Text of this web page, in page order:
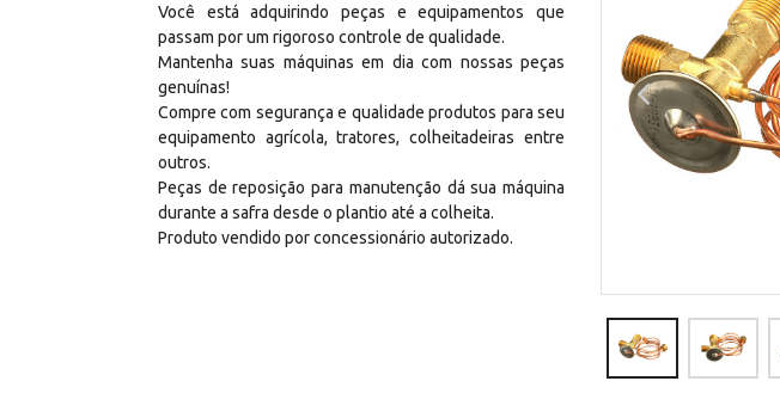
Você está adquirindo peças e equipamentos que
passam por um rigoroso controle de qualidade.
Mantenha suas máquinas em dia com nossas peças
genuínas!
Compre com segurança e qualidade produtos para seu
equipamento agrícola, tratores, colheitadeiras entre
outros.
Peças de reposição para manutenção dá sua máquina
durante a safra desde o plantio até a colheita.
Produto vendido por concessionário autorizado.